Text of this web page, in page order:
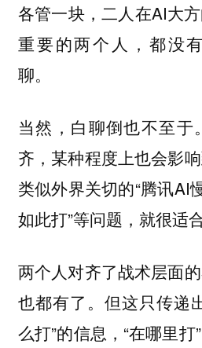
各管一块，二人在AI大
重要的两个人，都没
聊。
当然，白聊倒也不至于
齐，某种程度上也会影
类似外界关切的“腾讯AI
如此打”等问题，就很适
两个人对齐了战术层面
也都有了。但这只传递
么打”的信息，“在哪里